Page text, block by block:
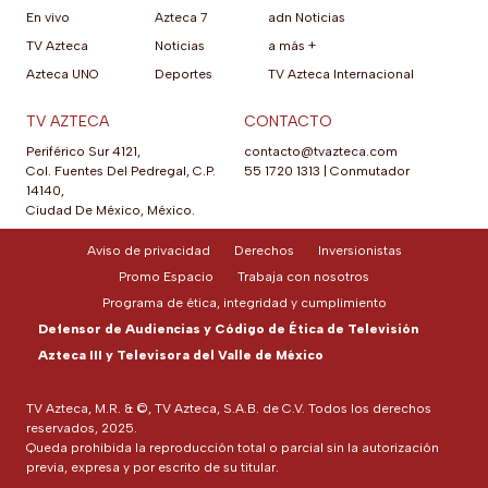
En vivo
TV Azteca
Azteca UNO
Azteca 7
Noticias
Deportes
adn Noticias
a más +
TV Azteca Internacional
TV AZTECA
Periférico Sur 4121,
Col. Fuentes Del Pedregal, C.P.
14140,
Ciudad De México, México.
CONTACTO
contacto@tvazteca.com
55 1720 1313
Conmutador
TV Azteca, M.R. & ©, TV Azteca, S.A.B. de C.V. Todos los derechos
reservados, 2025.
Queda prohibida la reproducción total o parcial sin la autorización
previa, expresa y por escrito de su titular.
Aviso de privacidad Derechos
Inversionistas
Promo Espacio
Trabaja con nosotros
Programa de ética, integridad y cumplimiento
Defensor de Audiencias y Código de Ética de Televisión
Azteca III y Televisora del Valle de México